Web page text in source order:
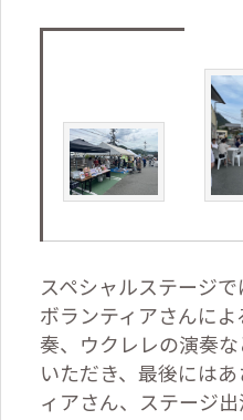
スペシャルステージ
ボランティアさんに
奏、ウクレレの演奏
いただき、最後には
ィアさん、ステージ